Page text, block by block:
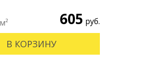
605 руб.
В КОРЗИНУ